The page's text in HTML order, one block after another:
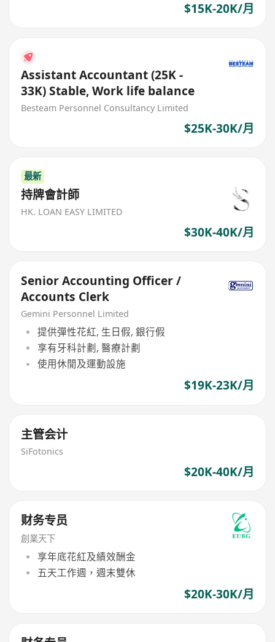
$15K-20K/月
Assistant Accountant (25K -
33K) Stable, Work life balance
Besteam Personnel Consultancy Limited
$25K-30K/月
最新
持牌會計師
HK. LOAN EASY LIMITED
$30K-40K/月
Senior Accounting Officer /
Accounts Clerk
Gemini Personnel Limited
提供彈性花紅, 生日假, 銀行假
享有牙科計劃, 醫療計劃
使用休閒及運動設施
$19K-23K/月
主管会计
SiFotonics
$20K-40K/月
财务专员
創業天下
享年底花紅及績效酬金
五天工作週，週末雙休
$20K-30K/月